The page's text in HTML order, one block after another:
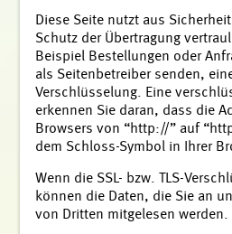
Diese Seite nutzt aus
Schutz der Übertragung
Beispiel Bestellungen oder
als Seitenbetreiber senden,
Verschlüsselung. Eine
erkennen Sie daran, dass die
Browsers von “http://” auf
dem Schloss-Symbol in Ihrer
Wenn die SSL- bzw. TLS-
können die Daten, die Sie an
von Dritten mitgelesen werden.